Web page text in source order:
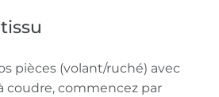
pièces (volant/ruché) avec
coudre, commencez par